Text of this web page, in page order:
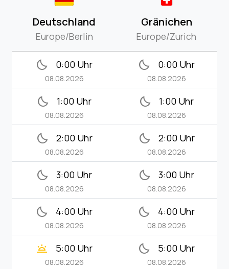
Deutschland
Europe/Berlin
Gränichen
Europe/Zurich
bedtime 0:00 Uhr
08.08.2026
bedtime 0:00 Uhr
08.08.2026
bedtime 1:00 Uhr
08.08.2026
bedtime 1:00 Uhr
08.08.2026
bedtime 2:00 Uhr
08.08.2026
bedtime 2:00 Uhr
08.08.2026
bedtime 3:00 Uhr
08.08.2026
bedtime 3:00 Uhr
08.08.2026
bedtime 4:00 Uhr
08.08.2026
bedtime 4:00 Uhr
08.08.2026
wb_twilight 5:00 Uhr
08.08.2026
bedtime 5:00 Uhr
08.08.2026